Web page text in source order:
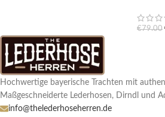
€79.00
Hochwertige bayerische Trachten mit
Maßgeschneiderte Lederhosen, Dirndl und
info@thelederhoseherren.de